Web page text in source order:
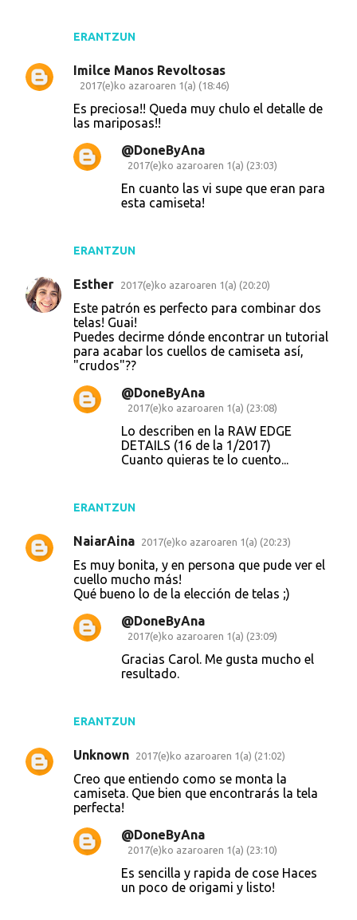
ERANTZUN
Imilce Manos Revoltosas
2017(e)ko azaroaren 1(a) (18:46)
Es preciosa!! Queda muy chulo el detalle de
las mariposas!!
ERANTZUN
@DoneByAna
2017(e)ko azaroaren 1(a) (23:03)
En cuanto las vi supe que eran para
esta camiseta!
Esther 2017(e)ko azaroaren 1(a) (20:20)
Este patrón es perfecto para combinar dos
telas! Guai!
Puedes decirme dónde encontrar un tutorial
para acabar los cuellos de camiseta así,
"crudos"??
ERANTZUN
@DoneByAna
2017(e)ko azaroaren 1(a) (23:08)
Lo describen en la RAW EDGE
DETAILS (16 de la 1/2017)
Cuanto quieras te lo cuento...
NaiarAina 2017(e)ko azaroaren 1(a) (20:23)
Es muy bonita, y en persona que pude ver el
cuello mucho más!
Qué bueno lo de la elección de telas ;)
ERANTZUN
@DoneByAna
2017(e)ko azaroaren 1(a) (23:09)
Gracias Carol. Me gusta mucho el
resultado.
Unknown 2017(e)ko azaroaren 1(a) (21:02)
Creo que entiendo como se monta la
camiseta. Que bien que encontrarás la tela
perfecta!
@DoneByAna
2017(e)ko azaroaren 1(a) (23:10)
Es sencilla y rapida de cose Haces
un poco de origami y listo!